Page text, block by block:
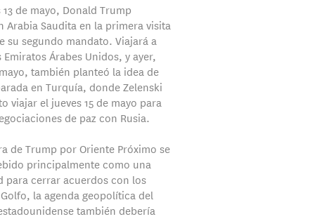
de mayo, Donald Trump
Arabia Saudita en la primera visita
su segundo mandato. Viajará a
Emiratos Árabes Unidos, y ayer,
también planteó la idea de
en Turquía, donde Zelenski
viajar el jueves 15 de mayo para
de paz con Rusia.
de Trump por Oriente Próximo se
principalmente como una
para cerrar acuerdos con los
la agenda geopolítica del
también debería